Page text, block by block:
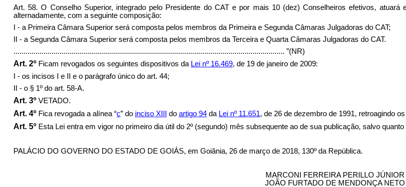
Art. 58. O Conselho Superior, integrado pelo Presidente do CAT e por mais 10 (dez) Conselheiros efetivos,
alternadamente, com a seguinte composição:
I - a Primeira Câmara Superior será composta pelos membros da Primeira e Segunda Câmaras Julgadoras do CAT;
II - a Segunda Câmara Superior será composta pelos membros da Terceira e Quarta Câmaras Julgadoras do CAT.
........................................................................................................................................ ”(NR)
Art. 2º Ficam revogados os seguintes dispositivos da Lei nº 16.469, de 19 de janeiro de 2009:
I - os incisos I e II e o parágrafo único do art. 44;
II - o § 1º do art. 58-A.
Art. 3º VETADO.
Art. 4º Fica revogada a alínea “c” do inciso XIII do artigo 94da Lei nº 11.651, de 26 de dezembro de 1991, retroagindo
Art. 5º Esta Lei entra em vigor no primeiro dia útil do 2º (segundo) mês subsequente ao de sua publicação, salvo
PALÁCIO DO GOVERNO DO ESTADO DE GOIÁS, em Goiânia, 26 de março de 2018, 130º da República.
MARCONI FERREIRA PERILLO JÚNIOR
JOÃO FURTADO DE MENDONÇA NETO